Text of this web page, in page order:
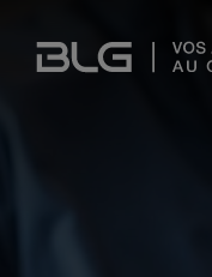
Links